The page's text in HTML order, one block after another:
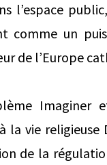
l’espace
comme un
de l’Europe
Imaginer
la vie
de la